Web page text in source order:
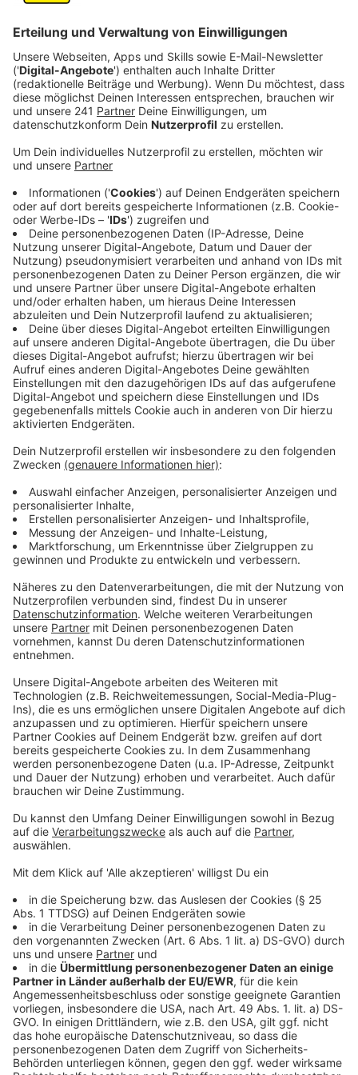
viele andere Betriebe mit Umsatzrückgängen.
Doch es gibt auch positive Signale für die Zukunft.
Veröffentlicht:Donnerstag, 24.10.2024 16:25
Anzeige
Freude - aber auch trübe Stimmung im
Handwerk
Anzeige
Den klimarelevanten Berufen im Kreis Euskirchen geht
es gut – das zeigt die aktuelle Konjunkturumfrage der
Handwerkskammer Aachen. Dachdecker, Elektroniker,
Installateure und Heizungsbauer sind demnach sehr
gefragt. Viele Menschen machen derzeit ihre Häuser
energetisch fit und erneuern alte Heizungen, so die
Kammer. Auch die Tiefbauunternehmen berichten von
einer sehr guten Auftragslage, da Milliarden in Straßen,
Schienen und Brücken investiert werden. Deutlich
schlechter sieht es allerdings beim Durchschnitt der
Betriebe im Kreis Euskirchen aus – 43 Prozent der
befragten Firmen berichten von gesunkenen
Umsätzen.
Anzeige
Fachkräfte weiterhin gesucht
Anzeige
Trotz der Umsatzrückgänge halten viele Betriebe an
ihren Mitarbeitenden fest, da sie qualifizierte
Fachkräfte benötigen. Die Handwerkskammer Aachen
geht davon aus, dass zukünftig viele freie Stellen
entstehen werden, weil die Babyboomer-Generation in
Rente geht. Dies eröffnet neue Karrierechancen für
Fachkräfte. Dies zeigt sich auch an den aktuellen
Ausbildungszahlen: In diesem Jahr begannen so viele
Schülerinnen und Schüler eine Ausbildung im
Kammerbetrieb wie seit zehn Jahren nicht mehr, teilte
die Handwerkskammer Aachen mit.
Anzeige
Anzeige